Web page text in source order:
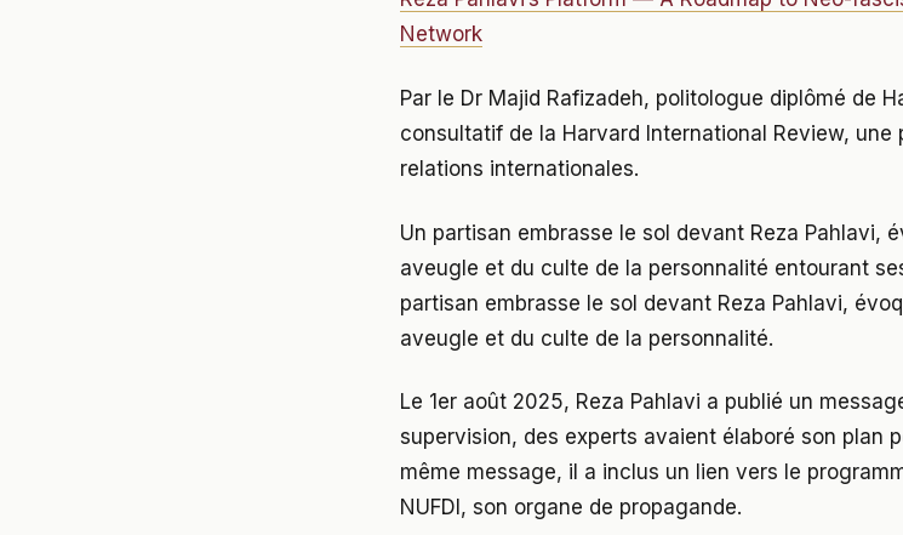
Network
Par le Dr Majid Rafizadeh, politologue diplômé de
consultatif de la Harvard International Review, une
relations internationales.
Un partisan embrasse le sol devant Reza Pahlavi,
aveugle et du culte de la personnalité entourant
partisan embrasse le sol devant Reza Pahlavi,
aveugle et du culte de la personnalité.
Le 1er août 2025, Reza Pahlavi a publié un
supervision, des experts avaient élaboré son plan
même message, il a inclus un lien vers le
NUFDI, son organe de propagande.